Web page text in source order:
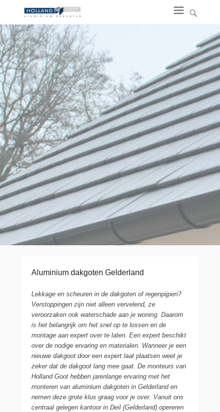
Aluminium dakgoten Gelderland
Lekkage en scheuren in de dakgoten of regenpijpen?
Verstoppingen zijn niet alleen vervelend, ze
veroorzaken ook waterschade aan je woning. Daarom
is het belangrijk om het snel op te lossen en de
montage aan expert over te laten. Een expert beschikt
over de nodige ervaring en materialen. Wanneer je een
nieuwe dakgoot door een expert laat plaatsen weet je
zeker dat de dakgoot lang mee gaat. De monteurs van
Holland Goot hebben jarenlange ervaring met het
monteren van aluminium dakgoten in Gelderland en
nemen deze grote klus graag voor je over. Vanuit ons
centraal gelegen kantoor in Deil (Gelderland) opereren